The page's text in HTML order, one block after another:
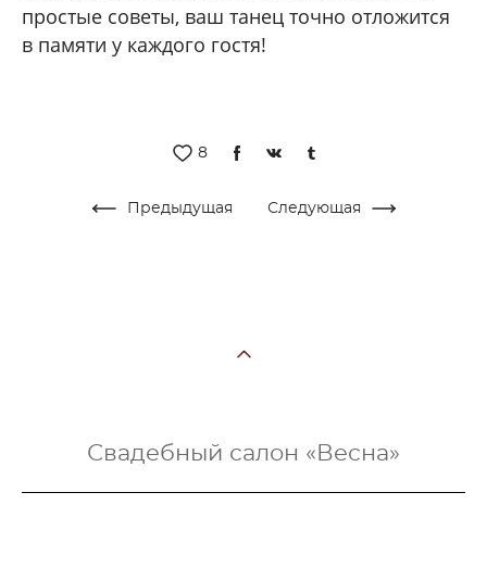
простые советы, ваш танец точно отложится
в памяти у каждого гостя!
8
Предыдущая Следующая
Свадебный салон «Весна»